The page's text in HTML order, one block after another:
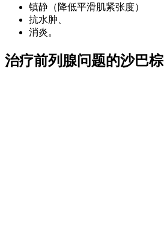
镇静（降低平滑肌紧张度）
抗水肿、
消炎。
治疗前列腺问题的沙巴棕